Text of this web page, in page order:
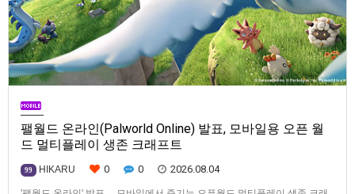
팰월드 온라인(Palworld Online) 발표, 모바일용 오픈 월
드 멀티플레이 생존 크래프트
99 HIKARU 0 0 2026.08.04